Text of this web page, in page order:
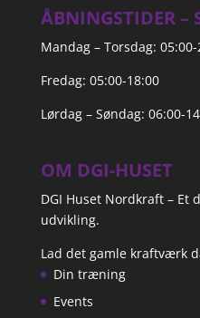
ÅBNINGSTIDER –
Mandag – Torsdag:
Fredag: 05:00-18:00
Lørdag – Søndag: 06:00-
OM DGI-HUSET
DGI Huset Nordkraft – Et
udvikling.
Lad det gamle kraftværk
Din træning
Events